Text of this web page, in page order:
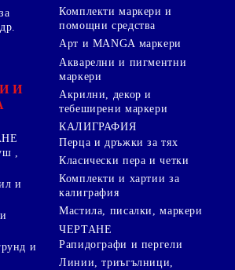
И
,
и
и
Комплекти маркери и
помощни средства
Арт и MANGA маркери
Акварелни и пигментни
маркери
Акрилни, декор и
тебеширени маркери
КАЛИГРАФИЯ
Перца и дръжки за тях
Класически пера и четки
Комплекти и хартии за
калиграфия
Мастила, писалки, маркери
ЧЕРТАНЕ
Рапидографи и пергели
Линии, триъгълници,